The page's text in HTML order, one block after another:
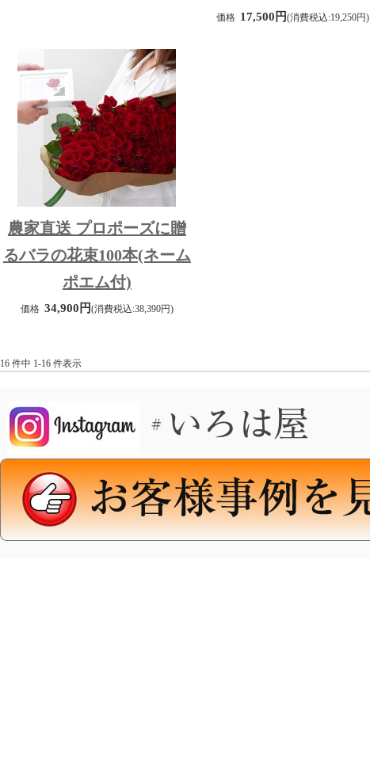
価格 17,500円(消費税込:19,250円)
農家直送 プロポーズに贈
るバラの花束100本(ネーム
ポエム付)
価格 34,900円(消費税込:38,390円)
16 件中 1-16 件表示